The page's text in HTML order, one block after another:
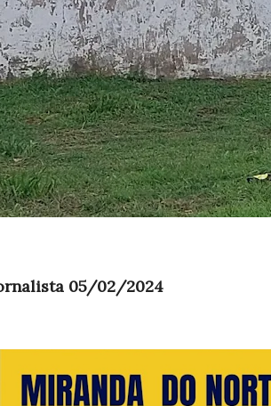
05/02/2024